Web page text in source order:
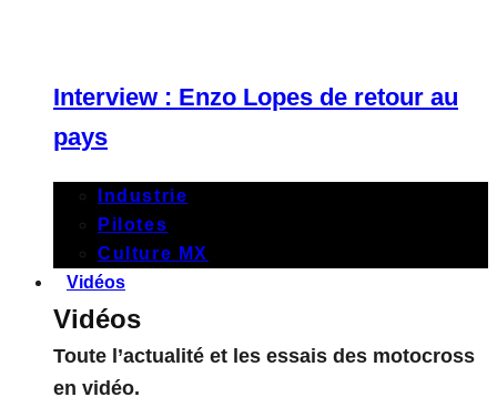
Interview : Enzo Lopes de retour au
pays
Industrie
Pilotes
Culture MX
Vidéos
Vidéos
Toute l’actualité et les essais des motocross
en vidéo.